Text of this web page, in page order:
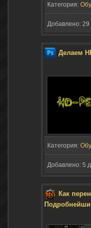
Категория:
Добавлено:
Делаем
Категория:
Добавлено: 5
Как